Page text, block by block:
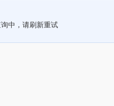
中，请刷新重试